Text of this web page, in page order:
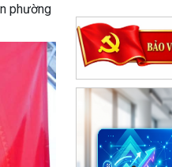
phường
Kế hoạch thực
ngày 15/7/2026
thành phố về...
Tăng cường
hoạt động săn
hoang dã,...